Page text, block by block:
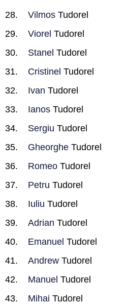
Vilmos Tudorel
Viorel Tudorel
Stanel Tudorel
Cristinel Tudorel
Ivan Tudorel
Ianos Tudorel
Sergiu Tudorel
Gheorghe Tudorel
Romeo Tudorel
Petru Tudorel
Iuliu Tudorel
Adrian Tudorel
Emanuel Tudorel
Andrew Tudorel
Manuel Tudorel
Mihai Tudorel